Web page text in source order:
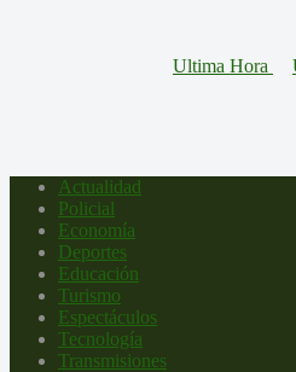
Actualidad
Policial
Economía
Deportes
Educación
Turismo
Espectáculos
Tecnología
Transmisiones